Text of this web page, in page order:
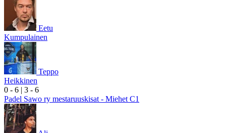
Eetu
Kumpulainen
Teppo
Heikkinen
0 - 6 | 3 - 6
Padel Sawo ry mestaruuskisat - Miehet C1